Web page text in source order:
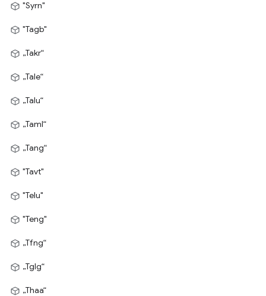
"Syrn"
"Tagb"
„Takr“
„Tale“
„Talu“
„Taml“
„Tang“
"Tavt"
"Telu"
"Teng"
„Tfng“
„Tglg“
„Thaa“